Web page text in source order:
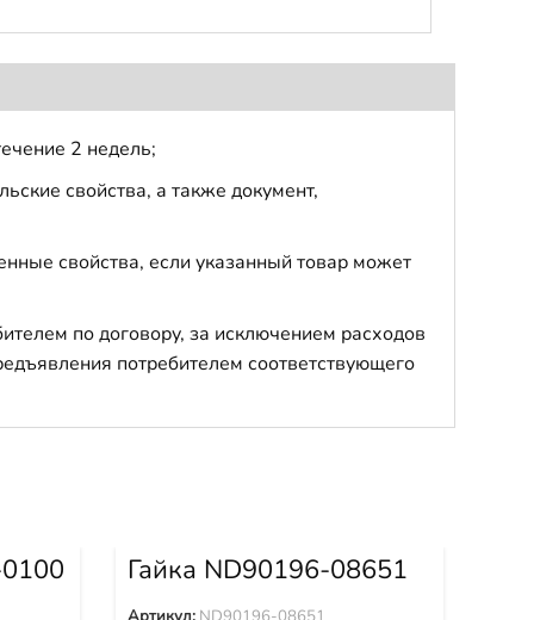
2 недель;
свойства, а также документ,
свойства, если указанный товар может
по договору, за исключением расходов
потребителем соответствующего
Гайка ND90196-08651